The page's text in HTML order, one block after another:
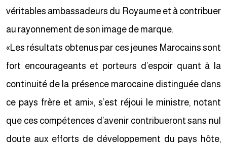
véritables ambassadeurs du Royaume et à contribuer
au rayonnement de son image de marque.
«Les résultats obtenus par ces jeunes Marocains sont
fort encourageants et porteurs d’espoir quant à la
continuité de la présence marocaine distinguée dans
ce pays frère et ami», s’est réjoui le ministre, notant
que ces compétences d’avenir contribueront sans nul
doute aux efforts de développement du pays hôte,